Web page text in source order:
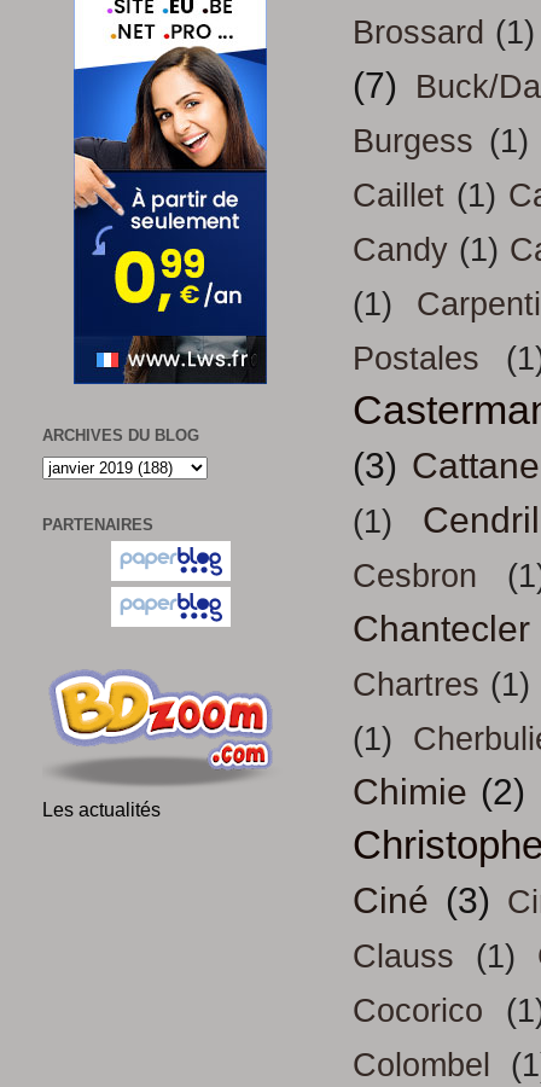
Brossard (1)
(7)
Buck/
Burgess (1)
Caillet (1)
Candy (1)
(1)
Postales
(3)
(1)
Cesbron
Chantecler
Chartres (1)
(1)
Chimie (2)
Ciné (3)
Clauss
(1)
Cocorico
Colombel
ARCHIVES DU BLOG
PARTENAIRES
Les actualités